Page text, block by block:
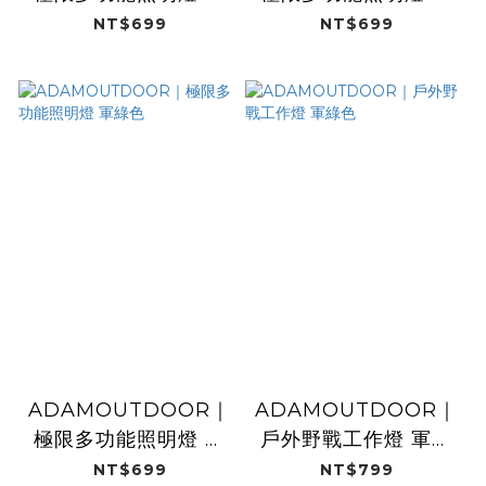
色
NT$699
漠色
NT$699
ADAMOUTDOOR｜
極限多功能照明燈 軍
綠色
NT$699
ADAMOUTDOOR｜
戶外野戰工作燈 軍綠
色
NT$799